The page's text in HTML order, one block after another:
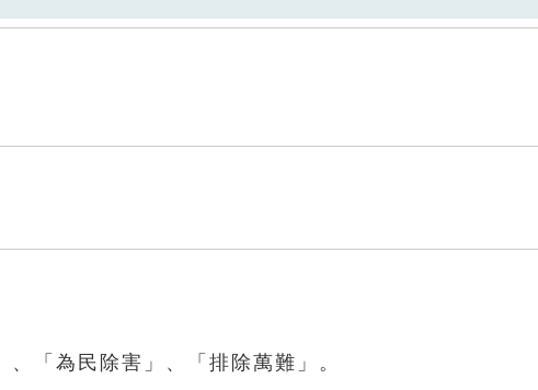
「為民除害」、「排除萬難」。